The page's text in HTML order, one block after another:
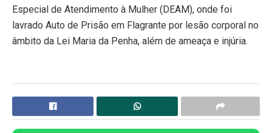
Especial de Atendimento à Mulher (DEAM), onde foi
lavrado Auto de Prisão em Flagrante por lesão corporal no
âmbito da Lei Maria da Penha, além de ameaça e injúria.